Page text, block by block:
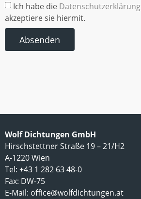
Ich habe die Datenschutzerklärung
akzeptiere sie hiermit.
Absenden
Wolf Dichtungen GmbH
Hirschstettner Straße 19 – 21/H2
A-1220 Wien
Tel: +43 1 282 63 48-0
Fax: DW-75
E-Mail: office@wolfdichtungen.at